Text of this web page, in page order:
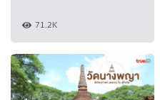
71.2K